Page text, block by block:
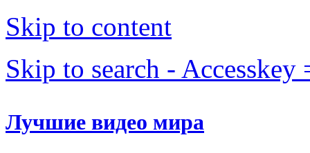
Skip to content
Skip to search - Accesskey
Лучшие видео мира